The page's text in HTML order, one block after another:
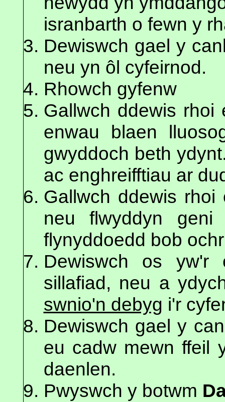
isranbarth o fewn y
Dewiswch gael y
neu yn ôl cyfeirnod.
Rhowch gyfenw
Gallwch ddewis rhoi
enwau blaen
gwyddoch beth
ac enghreifftiau ar
Gallwch ddewis
neu flwyddyn
flynyddoedd bob
Dewiswch os
sillafiad, neu a
swnio'n debyg i'r
Dewiswch gael y
eu cadw mewn ffeil
daenlen.
Pwyswch y botwm